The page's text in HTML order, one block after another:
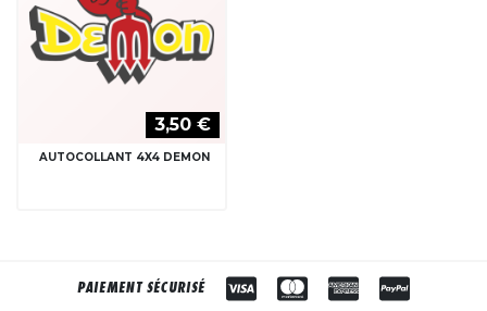
3,50 €
AUTOCOLLANT 4X4 DEMON
PAIEMENT SÉCURISÉ